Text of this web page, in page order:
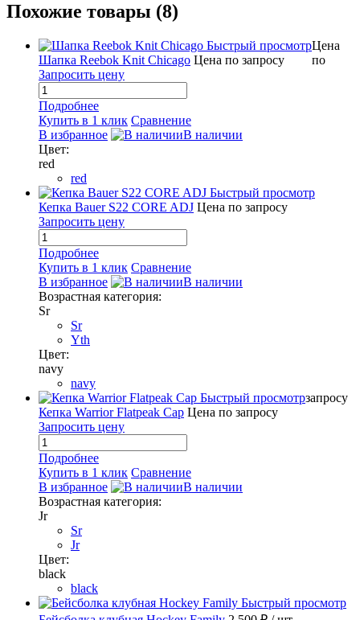
Похожие товары (8)
Быстрый просмотр
Шапка Reebok Knit Chicago Цена по запросу
Запросить цену
Подробнее
Купить в 1 клик Сравнение
В избранное
В наличии
Цвет:
red
red
Быстрый просмотр
Кепка Bauer S22 CORE ADJ Цена по запросу
Запросить цену
Подробнее
Купить в 1 клик Сравнение
В избранное
В наличии
Возрастная категория:
Sr
Sr
Yth
Цвет:
navy
navy
Быстрый просмотр
Кепка Warrior Flatpeak Cap Цена по запросу
Запросить цену
Подробнее
Купить в 1 клик Сравнение
В избранное
В наличии
Возрастная категория:
Jr
Sr
Jr
Цвет:
black
black
Быстрый просмотр
Цена
по
запросу